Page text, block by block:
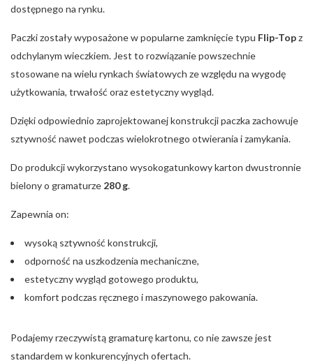
dostępnego na rynku.
Paczki zostały wyposażone w popularne zamknięcie typu Flip-Topz
odchylanym wieczkiem. Jest to rozwiązanie powszechnie
stosowane na wielu rynkach światowych ze względu na wygodę
użytkowania, trwałość oraz estetyczny wygląd.
Dzięki odpowiednio zaprojektowanej konstrukcji paczka zachowuje
sztywność nawet podczas wielokrotnego otwierania i zamykania.
Do produkcji wykorzystano wysokogatunkowy karton dwustronnie
bielony o gramaturze 280 g.
Zapewnia on:
wysoką sztywność konstrukcji,
odporność na uszkodzenia mechaniczne,
estetyczny wygląd gotowego produktu,
komfort podczas ręcznego i maszynowego pakowania.
Podajemy rzeczywistą gramaturę kartonu, co nie zawsze jest
standardem w konkurencyjnych ofertach.